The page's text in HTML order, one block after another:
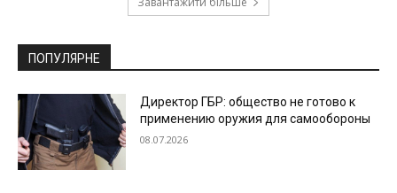
ПОПУЛЯРНЕ
Директор ГБР: общество не готово к
применению оружия для самообороны
08.07.2026